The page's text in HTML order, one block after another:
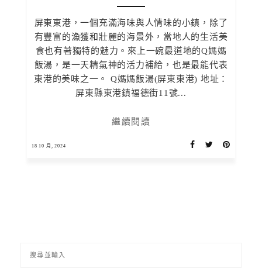
屏東東港，一個充滿海味與人情味的小鎮，除了
有豐富的漁獲和壯麗的海景外，當地人的生活美
食也有著獨特的魅力。來上一碗最道地的Q媽媽
飯湯，是一天精氣神的活力補給，也是最能代表
東港的美味之一。 Q媽媽飯湯(屏東東港) 地址：
屏東縣東港鎮福德街11號...
繼續閱讀
18 10 月, 2024